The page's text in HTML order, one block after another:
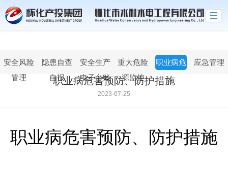
世界杯官网线上平台
安全风险
管理
隐患自查
自报
安全生产
电子台账
重大危险
源监控
职业病危
害防治
应急管理
职业病危害预防、防护措施
2023-07-25
职业病危害预防、防护措施